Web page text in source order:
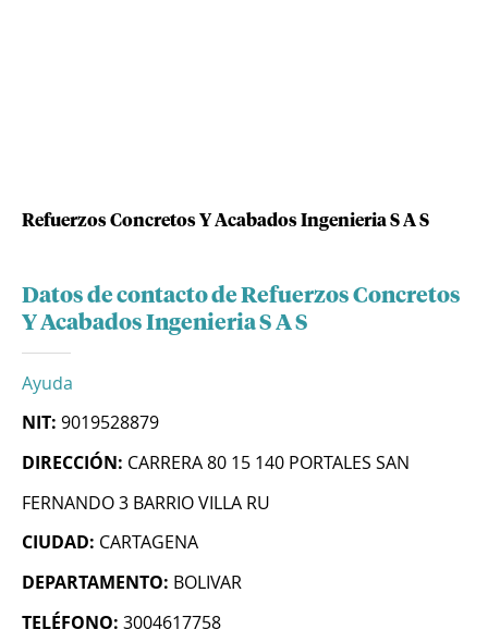
Refuerzos Concretos Y Acabados Ingenieria S A S
Datos de contacto de Refuerzos Concretos
Y Acabados Ingenieria S A S
Ayuda
NIT: 9019528879
DIRECCIÓN: CARRERA 80 15 140 PORTALES SAN
FERNANDO 3 BARRIO VILLA RU
CIUDAD: CARTAGENA
DEPARTAMENTO: BOLIVAR
TELÉFONO: 3004617758